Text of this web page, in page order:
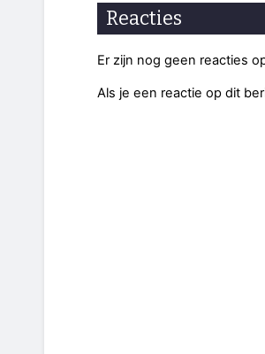
Reacties
Er zijn nog geen reacties
Als je een reactie op dit